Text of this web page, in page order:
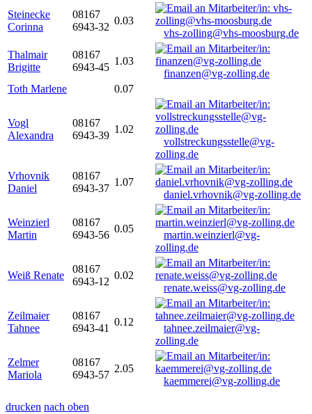
Steinecke
Corinna
08167
6943-32
0.03
vhs-zolling@vhs-moosburg.de
Thalmair
Brigitte
08167
6943-45
1.03
finanzen@vg-zolling.de
Toth Marlene
0.07
Vogl
Alexandra
08167
6943-39
1.02
vollstreckungsstelle@vg-
zolling.de
Vrhovnik
Daniel
08167
6943-37
1.07
daniel.vrhovnik@vg-zolling.de
Weinzierl
Martin
08167
6943-56
0.05
martin.weinzierl@vg-
zolling.de
Weiß Renate
08167
6943-12
0.02
renate.weiss@vg-zolling.de
Zeilmaier
Tahnee
08167
6943-41
0.12
tahnee.zeilmaier@vg-
zolling.de
Zelmer
Mariola
08167
6943-57
2.05
kaemmerei@vg-zolling.de
drucken nach oben